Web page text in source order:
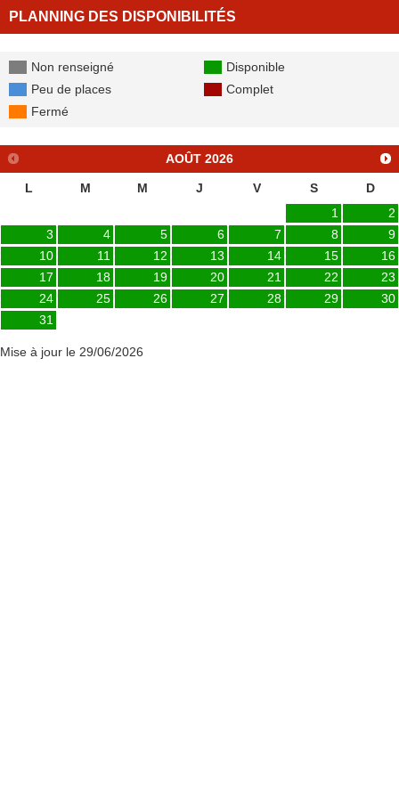
PLANNING DES DISPONIBILITÉS
Non renseigné
Disponible
Peu de places
Complet
Fermé
AOÛT 2026
L M M J V S
D
1
2
3
4 5 6 7 8
9
10
11 12 13 14 15
16
17
18 19 20 21 22
23
24
25 26 27 28 29
30
31
Mise à jour le 29/06/2026